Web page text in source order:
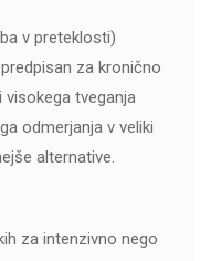
v preteklosti)
za kronično
tveganja
odmerjanja v veliki
alternative.
za intenzivno nego